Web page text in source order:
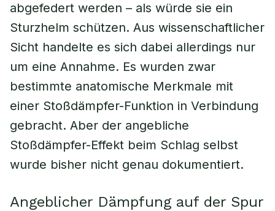
abgefedert werden – als würde sie ein
Sturzhelm schützen. Aus wissenschaftlicher
Sicht handelte es sich dabei allerdings nur
um eine Annahme. Es wurden zwar
bestimmte anatomische Merkmale mit
einer Stoßdämpfer-Funktion in Verbindung
gebracht. Aber der angebliche
Stoßdämpfer-Effekt beim Schlag selbst
wurde bisher nicht genau dokumentiert.
Angeblicher Dämpfung auf der Spur